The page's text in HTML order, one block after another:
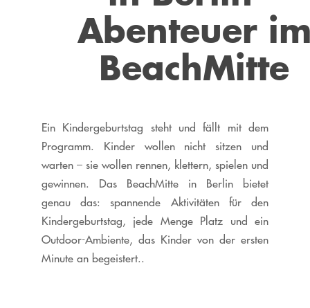
Abenteuer
BeachMitte
Ein Kindergeburtstag steht und fällt mit dem
Programm. Kinder wollen nicht sitzen und
warten – sie wollen rennen, klettern, spielen und
gewinnen. Das BeachMitte in Berlin bietet
genau das: spannende Aktivitäten für den
Kindergeburtstag, jede Menge Platz und ein
Outdoor-Ambiente, das Kinder von der ersten
Minute an begeistert..